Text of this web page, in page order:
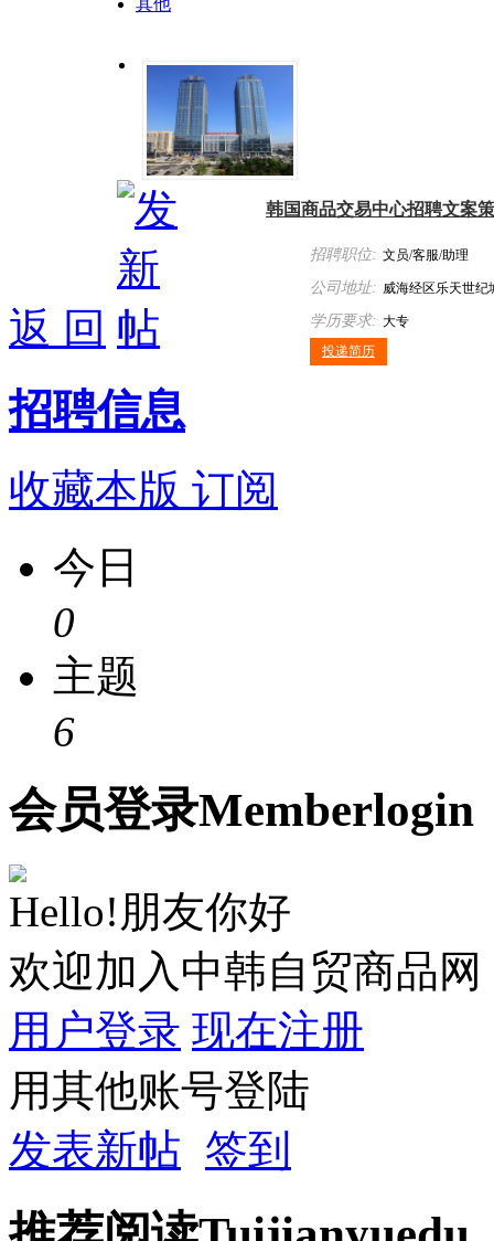
韩国商品交易中心招聘文案
招聘职位: 文员/客服/助理
公司地址: 威海经区乐天世纪
学历要求: 大专
投递简历
返 回
招聘信息
收藏本版 订阅
今日
0
主题
6
会员登录Memberlogin
Hello!朋友你好
欢迎加入中韩自贸商品网
用户登录 现在注册
用其他账号登陆
发表新帖 签到